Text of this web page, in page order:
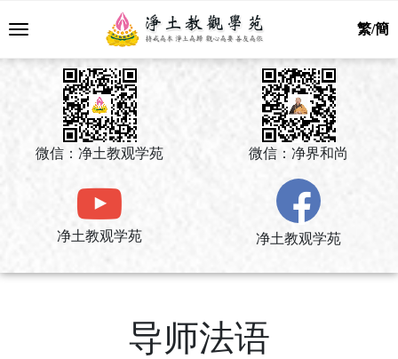
繁/簡
微信：净土教观学苑 微信：净界和尚
净土教观学苑 净土教观学苑
导师法语